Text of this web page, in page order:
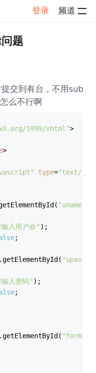
登录 频道
题
交到有台，不用sub
么不行啊
1999/xhtml">
>
type="text/
"uname"
入用户命" );
;
.getElementById( "upass"
入密码" );
;
.getElementById( "form1"